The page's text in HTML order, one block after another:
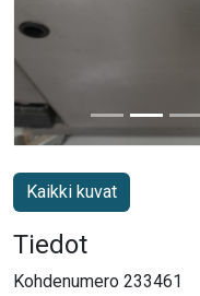
Kaikki kuvat
Tiedot
Kohdenumero 233461